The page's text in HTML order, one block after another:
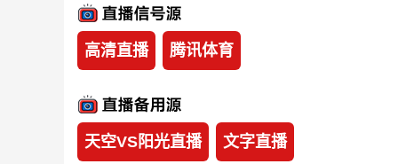
高清直播 腾讯体育
天空VS阳光直播 文字直播